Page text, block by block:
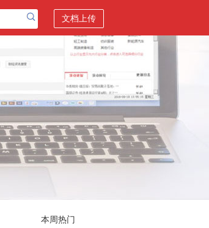
文档上传
本周热门